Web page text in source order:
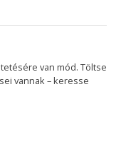
van mód. Töltse
vannak – keresse